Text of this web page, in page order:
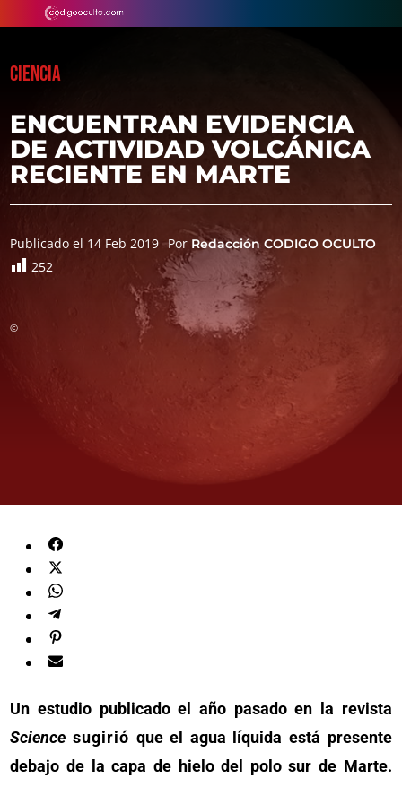
CIENCIA
ENCUENTRAN EVIDENCIA
DE ACTIVIDAD VOLCÁNICA
RECIENTE EN MARTE
Publicado el 14 Feb 2019 Por Redacción CODIGO OCULTO
252
©
Un estudio publicado el año pasado en la revista
Science sugirió que el agua líquida está presente
debajo de la capa de hielo del polo sur de Marte.